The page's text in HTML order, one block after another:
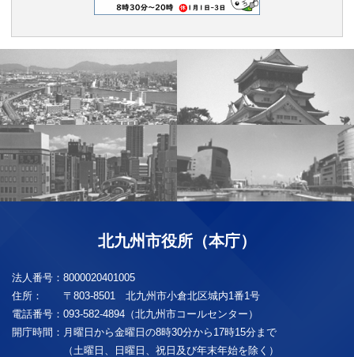
北九州市役所（本庁）
法人番号： 8000020401005
住所：
〒803-8501 北九州市小倉北区城内1番1号
電話番号： 093-582-4894（北九州市コールセンター）
開庁時間： 月曜日から金曜日の8時30分から17時15分まで
（土曜日、日曜日、祝日及び年末年始を除く）